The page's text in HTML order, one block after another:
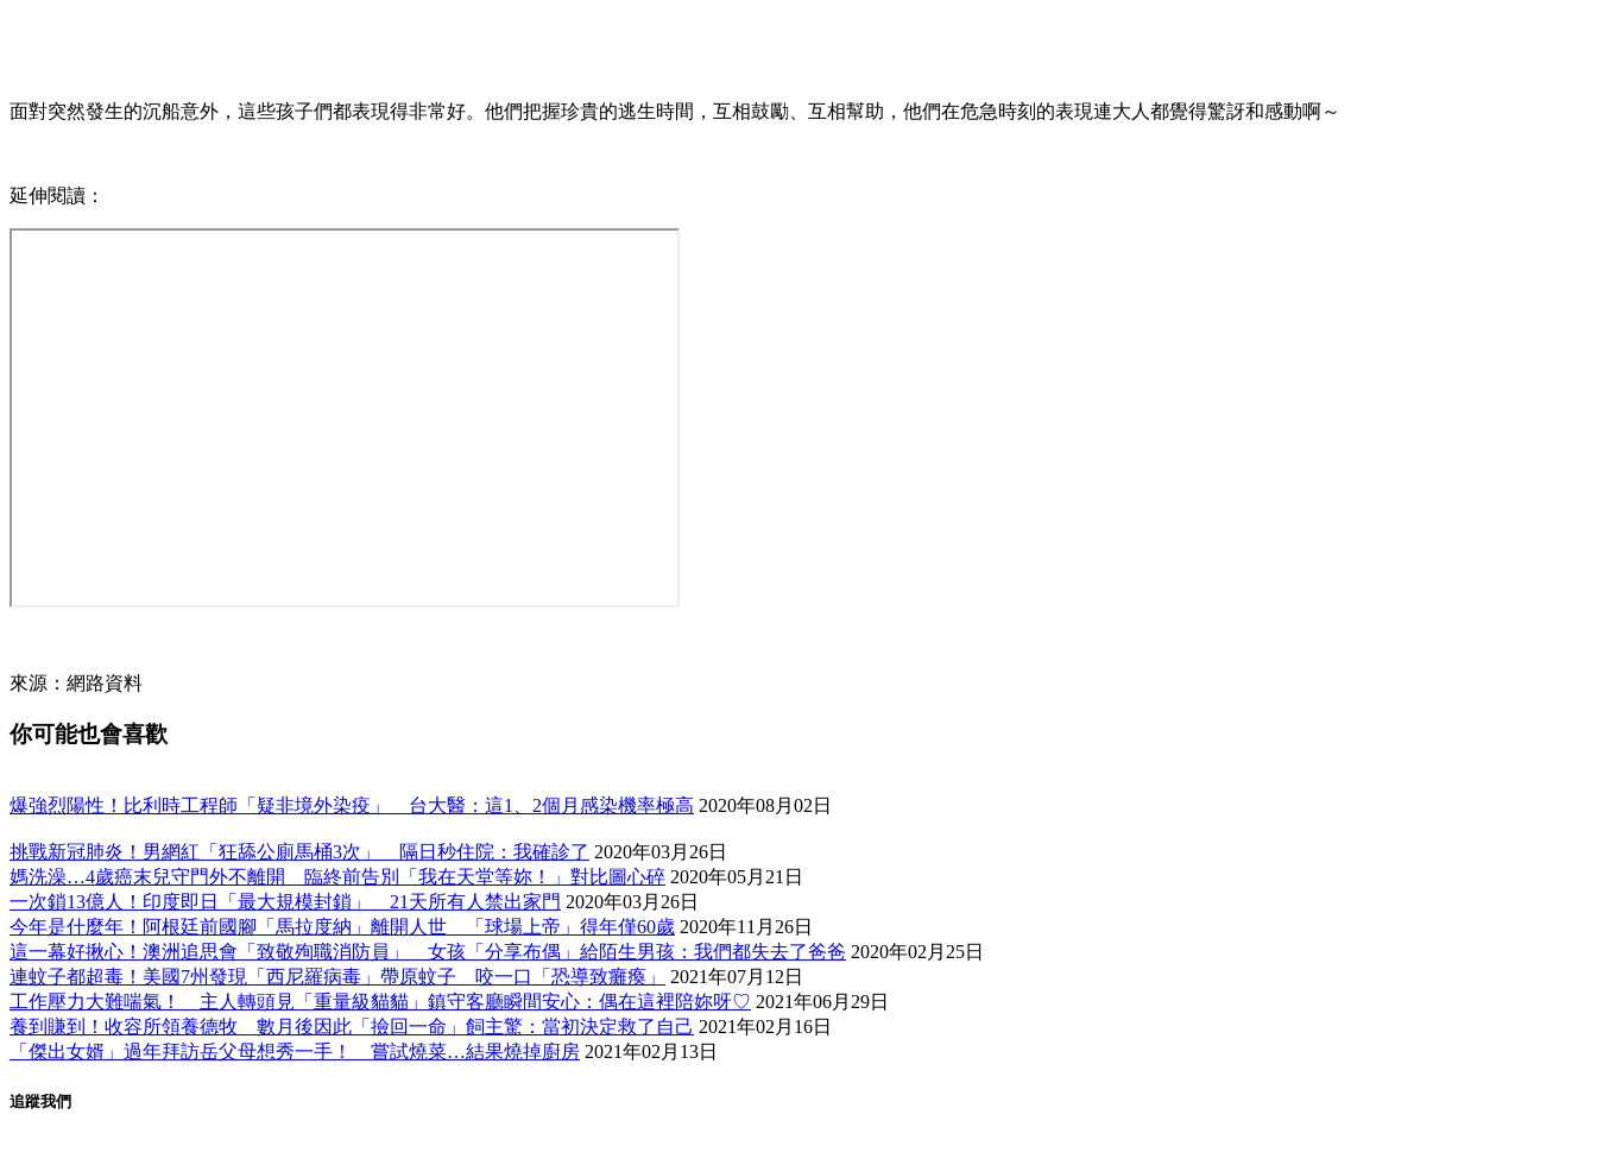
面對突然發生的沉船意外，這些孩子們都表現得非常好。他們把握珍貴的逃生時間，互相鼓勵、互相幫助，他們在危急時刻的表現連大人都覺得驚訝和感動啊～
延伸閱讀：
來源：網路資料
你可能也會喜歡
爆強烈陽性！比利時工程師「疑非境外染疫」 台大醫：這1、2個月感染機率極高 2020年08月02日
挑戰新冠肺炎！男網紅「狂舔公廁馬桶3次」 隔日秒住院：我確診了 2020年03月26日
媽洗澡…4歲癌末兒守門外不離開 臨終前告別「我在天堂等妳！」對比圖心碎 2020年05月21日
一次鎖13億人！印度即日「最大規模封鎖」 21天所有人禁出家門 2020年03月26日
今年是什麼年！阿根廷前國腳「馬拉度納」離開人世 「球場上帝」得年僅60歲 2020年11月26日
這一幕好揪心！澳洲追思會「致敬殉職消防員」 女孩「分享布偶」給陌生男孩：我們都失去了爸爸 2020年02月25日
連蚊子都超毒！美國7州發現「西尼羅病毒」帶原蚊子 咬一口「恐導致癱瘓」
2021年07月12日
工作壓力大難喘氣！ 主人轉頭見「重量級貓貓」鎮守客廳瞬間安心：偶在這裡陪妳呀♡ 2021年06月29日
養到賺到！收容所領養德牧 數月後因此「撿回一命」飼主驚：當初決定救了自己 2021年02月16日
「傑出女婿」過年拜訪岳父母想秀一手！ 嘗試燒菜…結果燒掉廚房 2021年02月13日
追蹤我們